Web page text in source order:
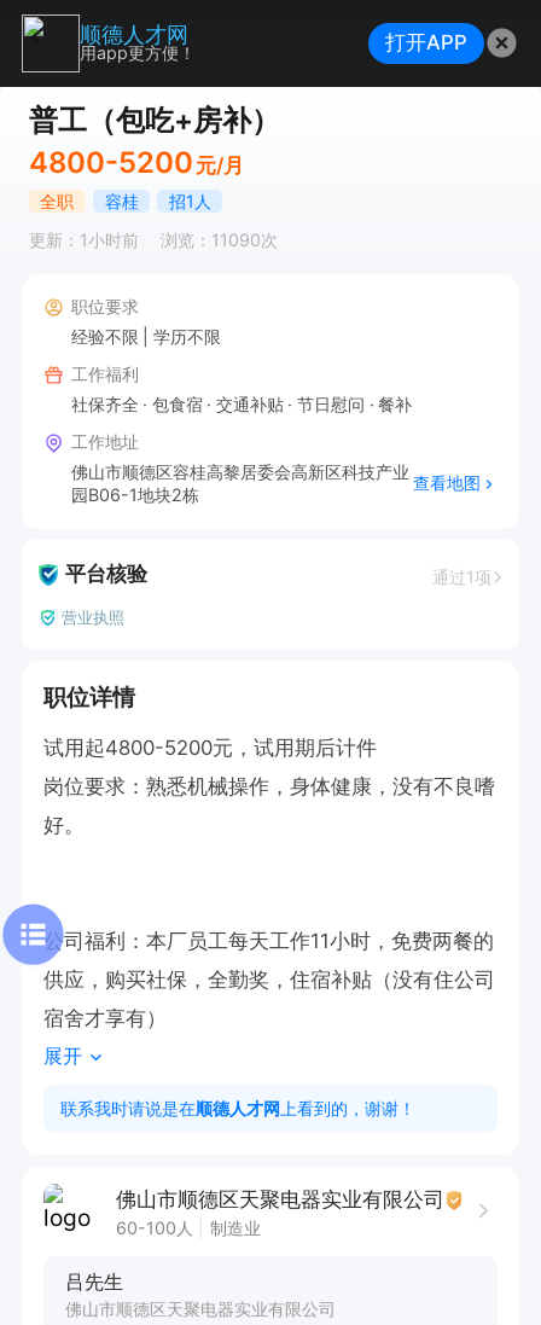
普工（包吃+房补）
4800-5200 元/月
全职 容桂
招1人
更新：1小时前
浏览：11090次
职位要求
经验不限
学历不限
工作福利
社保齐全
包食宿 交通补贴 节日慰问
餐补
工作地址
佛山市顺德区容桂高黎居委会高新区科技产业
园B06-1地块2栋
查看地图
平台核验 通过1项
营业执照
职位详情
试用起4800-5200元，试用期后计件
岗位要求：熟悉机械操作，身体健康，没有不良嗜
好。
公司福利：本厂员工每天工作11小时，免费两餐的
供应，购买社保，全勤奖，住宿补贴（没有住公司
宿舍才享有）
展开
联系我时请说是在顺德人才网 上看到的，谢谢！
佛山市顺德区天聚电器实业有限公司
60-100人 制造业
吕先生
佛山市顺德区天聚电器实业有限公司
顺德人才网
用app更方便！ 打开APP